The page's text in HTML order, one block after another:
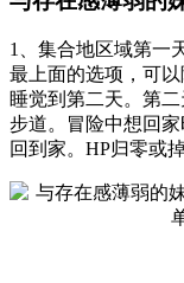
1、集合地区域第一
最上面的选项，可
睡觉到第二天。第
步道。冒险中想回
回到家。HP归零或